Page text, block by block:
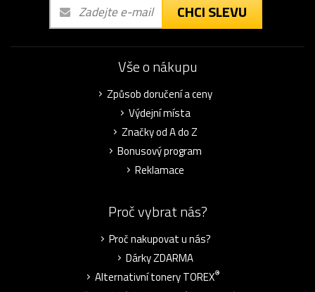
CHCI SLEVU
Vše o nákupu
Způsob doručení a ceny
Výdejní místa
Značky od A do Z
Bonusový program
Reklamace
Proč vybrat nás?
Proč nakupovat u nás?
Dárky ZDARMA
Alternativní tonery TOREX®